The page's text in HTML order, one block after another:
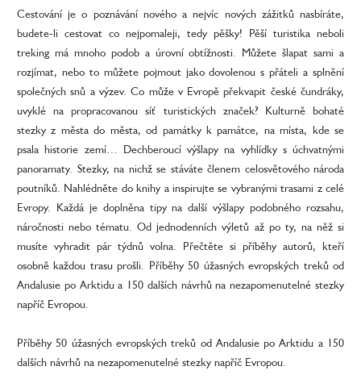
Cestování je o poznávání nového a nejvíc nových zážitků nasbíráte,
budete-li cestovat co nejpomaleji, tedy pěšky! Pěší turistika neboli
treking má mnoho podob a úrovní obtížnosti. Můžete šlapat sami a
rozjímat, nebo to můžete pojmout jako dovolenou s přáteli a splnění
společných snů a výzev. Co může v Evropě překvapit české čundráky,
uvyklé na propracovanou síť turistických značek? Kulturně bohaté
stezky z města do města, od památky k památce, na místa, kde se
psala historie zemí… Dechberoucí výšlapy na vyhlídky s úchvatnými
panoramaty. Stezky, na nichž se stáváte členem celosvětového národa
poutníků. Nahlédněte do knihy a inspirujte se vybranými trasami z celé
Evropy. Každá je doplněna tipy na další výšlapy podobného rozsahu,
náročnosti nebo tématu. Od jednodenních výletů až po ty, na něž si
musíte vyhradit pár týdnů volna. Přečtěte si příběhy autorů, kteří
osobně každou trasu prošli. Příběhy 50 úžasných evropských treků od
Andalusie po Arktidu a 150 dalších návrhů na nezapomenutelné stezky
napříč Evropou.
Příběhy 50 úžasných evropských treků od Andalusie po Arktidu a 150
dalších návrhů na nezapomenutelné stezky napříč Evropou.